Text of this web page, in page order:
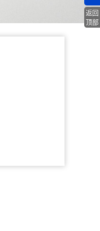
返回
顶部